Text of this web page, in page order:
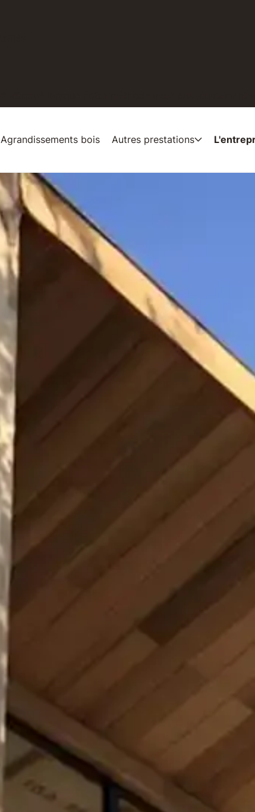
Agrandissements bois Autres prestations